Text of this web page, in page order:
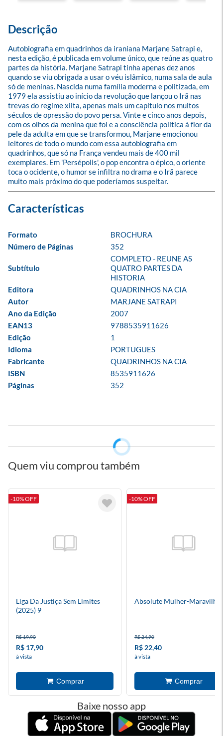
Descrição
Autobiografia em quadrinhos da iraniana Marjane Satrapi e,
nesta edição, é publicada em volume único, que reúne as quatro
partes da história. Marjane Satrapi tinha apenas dez anos
quando se viu obrigada a usar o véu islâmico, numa sala de aula
só de meninas. Nascida numa família moderna e politizada, em
1979 ela assistiu ao início da revolução que lançou o Irã nas
trevas do regime xiita, apenas mais um capítulo nos muitos
séculos de opressão do povo persa. Vinte e cinco anos depois,
com os olhos da menina que foi e a consciência política à flor da
pele da adulta em que se transformou, Marjane emocionou
leitores de todo o mundo com essa autobiografia em
quadrinhos, que só na França vendeu mais de 400 mil
exemplares. Em 'Persépolis', o pop encontra o épico, o oriente
toca o ocidente, o humor se infiltra no drama e o Irã parece
muito mais próximo do que poderíamos suspeitar.
Formato
BROCHURA
Número de Páginas
352
Subtítulo
COMPLETO - REUNE AS
QUATRO PARTES DA
HISTORIA
Editora
QUADRINHOS NA CIA
Autor
MARJANE SATRAPI
Ano da Edição
2007
EAN13
9788535911626
Edição
1
Idioma
PORTUGUES
Fabricante
QUADRINHOS NA CIA
ISBN
8535911626
Páginas
352
Quem viu comprou também
-10% OFF
Liga Da Justiça Sem Limites
(2025) 9
R$ 19,90
R$ 17,90
à vista
-10% OFF
Absolute Mulher-Maravilha
R$ 24,90
R$ 22,40
à vista
Baixe nosso app